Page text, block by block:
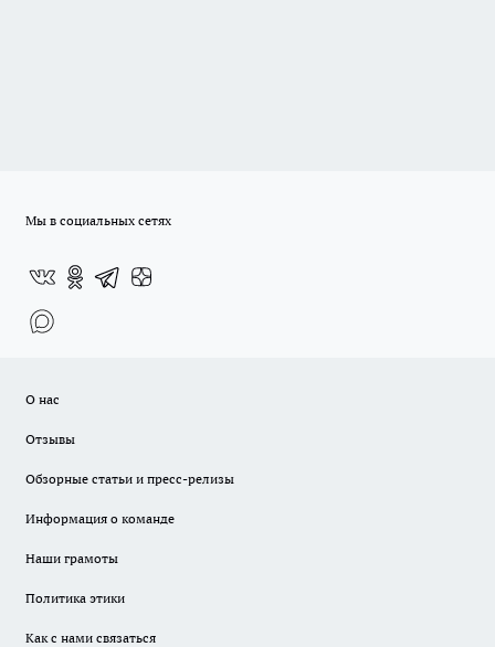
Мы в социальных сетях
О нас
Отзывы
Обзорные статьи и пресс-релизы
Информация о команде
Наши грамоты
Политика этики
Как с нами связаться